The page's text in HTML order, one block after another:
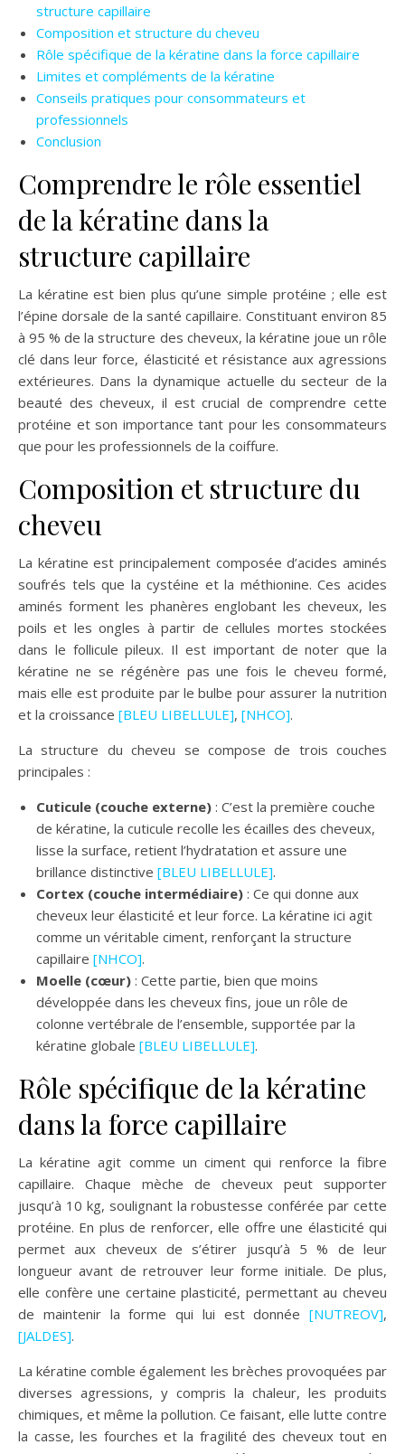
structure capillaire
Composition et structure du cheveu
Rôle spécifique de la kératine dans la force capillaire
Limites et compléments de la kératine
Conseils pratiques pour consommateurs et
professionnels
Conclusion
Comprendre le rôle essentiel
de la kératine dans la
structure capillaire
La kératine est bien plus qu’une simple protéine ; elle est
l’épine dorsale de la santé capillaire. Constituant environ 85
à 95 % de la structure des cheveux, la kératine joue un rôle
clé dans leur force, élasticité et résistance aux agressions
extérieures. Dans la dynamique actuelle du secteur de la
beauté des cheveux, il est crucial de comprendre cette
protéine et son importance tant pour les consommateurs
que pour les professionnels de la coiffure.
Composition et structure du
cheveu
La kératine est principalement composée d’acides aminés
soufrés tels que la cystéine et la méthionine. Ces acides
aminés forment les phanères englobant les cheveux, les
poils et les ongles à partir de cellules mortes stockées
dans le follicule pileux. Il est important de noter que la
kératine ne se régénère pas une fois le cheveu formé,
mais elle est produite par le bulbe pour assurer la nutrition
et la croissance [BLEU LIBELLULE], [NHCO].
La structure du cheveu se compose de trois couches
principales :
Cuticule (couche externe) : C’est la première couche
de kératine, la cuticule recolle les écailles des cheveux,
lisse la surface, retient l’hydratation et assure une
brillance distinctive [BLEU LIBELLULE].
Cortex (couche intermédiaire) : Ce qui donne aux
cheveux leur élasticité et leur force. La kératine ici agit
comme un véritable ciment, renforçant la structure
capillaire [NHCO].
Moelle (cœur) : Cette partie, bien que moins
développée dans les cheveux fins, joue un rôle de
colonne vertébrale de l’ensemble, supportée par la
kératine globale [BLEU LIBELLULE].
Rôle spécifique de la kératine
dans la force capillaire
La kératine agit comme un ciment qui renforce la fibre
capillaire. Chaque mèche de cheveux peut supporter
jusqu’à 10 kg, soulignant la robustesse conférée par cette
protéine. En plus de renforcer, elle offre une élasticité qui
permet aux cheveux de s’étirer jusqu’à 5 % de leur
longueur avant de retrouver leur forme initiale. De plus,
elle confère une certaine plasticité, permettant au cheveu
de maintenir la forme qui lui est donnée [NUTREOV],
[JALDES].
La kératine comble également les brèches provoquées par
diverses agressions, y compris la chaleur, les produits
chimiques, et même la pollution. Ce faisant, elle lutte contre
la casse, les fourches et la fragilité des cheveux tout en